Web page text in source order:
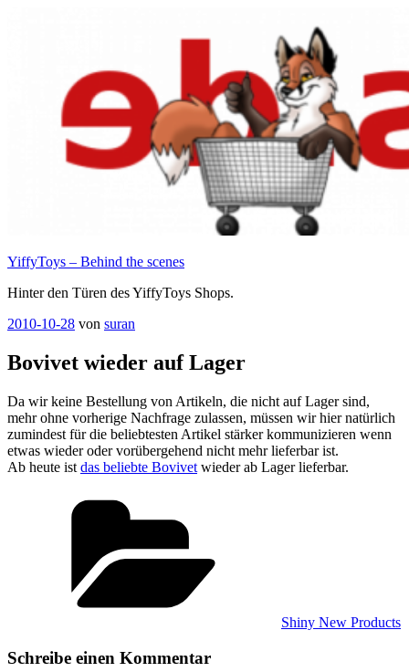
YiffyToys – Behind the scenes
Hinter den Türen des YiffyToys Shops.
Veröffentlicht
2010-10-28 von suran
Bovivet wieder auf Lager
Da wir keine Bestellung von Artikeln, die nicht auf Lager sind,
mehr ohne vorherige Nachfrage zulassen, müssen wir hier natürlich
zumindest für die beliebtesten Artikel stärker kommunizieren wenn
etwas wieder oder vorübergehend nicht mehr lieferbar ist.
Ab heute ist das beliebte Bovivet wieder ab Lager lieferbar.
Shiny New Products
Schreibe einen Kommentar